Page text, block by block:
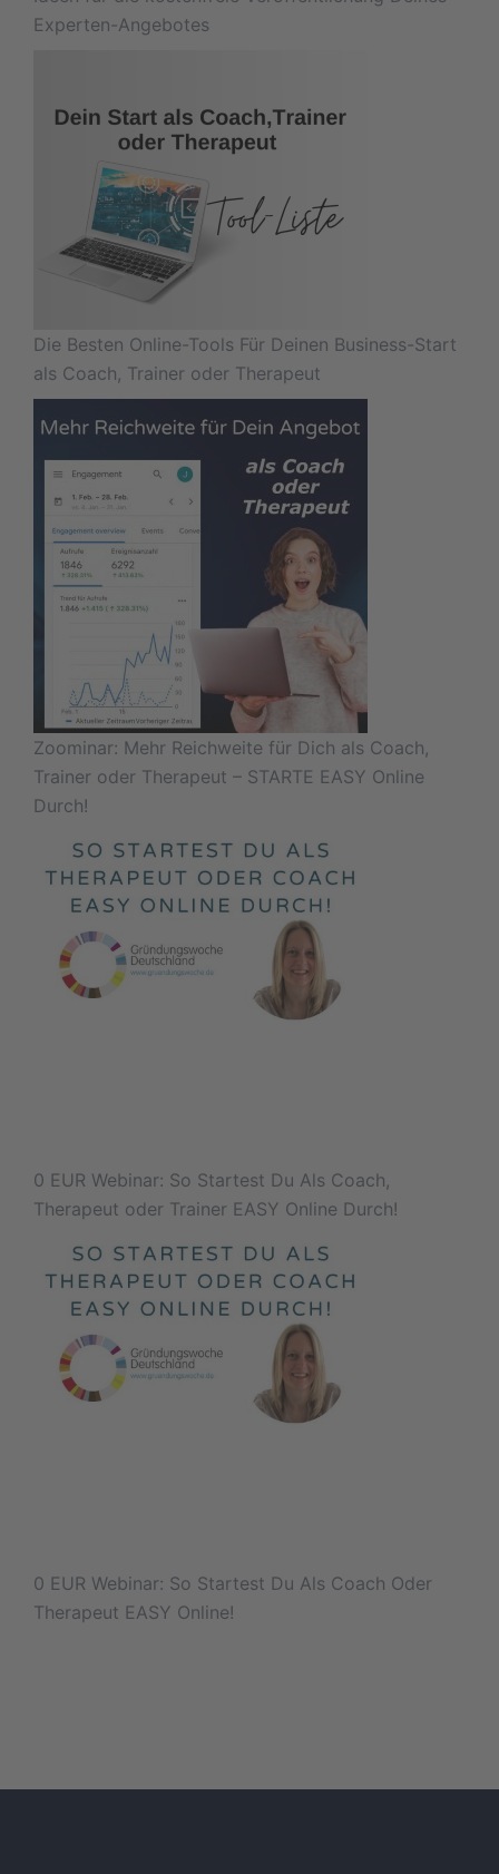
Experten-Angebotes
Die Besten Online-Tools Für Deinen Business-Start
als Coach, Trainer oder Therapeut
Zoominar: Mehr Reichweite für Dich als Coach,
Trainer oder Therapeut – STARTE EASY Online
Durch!
0 EUR Webinar: So Startest Du Als Coach,
Therapeut oder Trainer EASY Online Durch!
0 EUR Webinar: So Startest Du Als Coach Oder
Therapeut EASY Online!